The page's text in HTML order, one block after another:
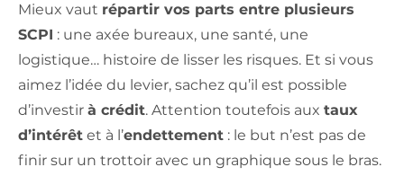
Mieux vaut répartir vos parts entre plusieurs
SCPI : une axée bureaux, une santé, une
logistique… histoire de lisser les risques. Et si vous
aimez l’idée du levier, sachez qu’il est possible
d’investir à crédit. Attention toutefois aux taux
d’intérêt et à l’endettement : le but n’est pas de
finir sur un trottoir avec un graphique sous le bras.